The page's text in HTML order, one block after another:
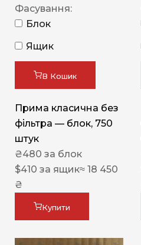
Фасування:
Блок
Ящик
В Кошик
Прима класична без
фільтра — блок, 750
штук
₴480 за блок
$410 за ящик≈ 18 450
₴
Купити